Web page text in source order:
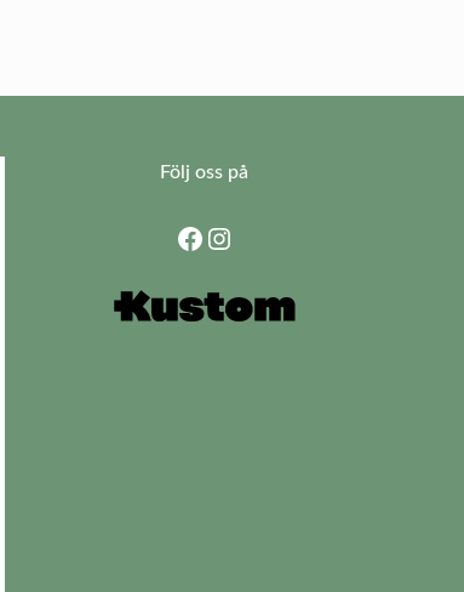
Följ oss på
Facebook
Instagram